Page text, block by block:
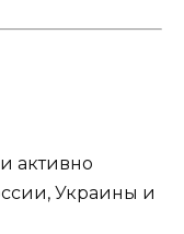
активно
Украины и